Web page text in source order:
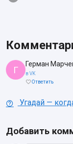
Г
Герман
в VK
Ответить
Угадай —
Добавить